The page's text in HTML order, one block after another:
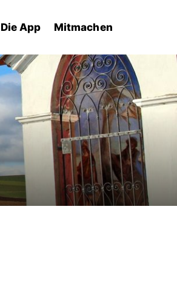
Die App Mitmachen